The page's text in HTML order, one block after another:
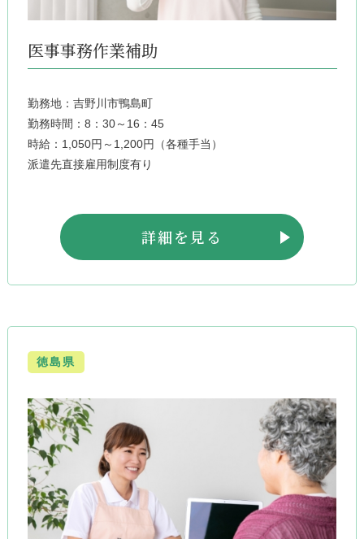
医事事務作業補助
勤務地：吉野川市鴨島町
勤務時間：8：30～16：45
時給：1,050円～1,200円（各種手当）
派遣先直接雇用制度有り
詳細を見る
徳島県